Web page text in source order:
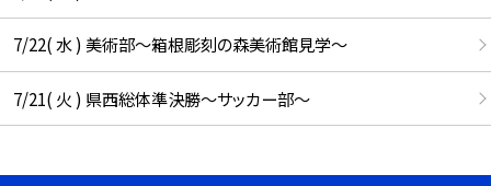
7/22( 水 ) 美術部～箱根彫刻の森美術館見学～
7/21( 火 ) 県西総体準決勝～サッカー部～